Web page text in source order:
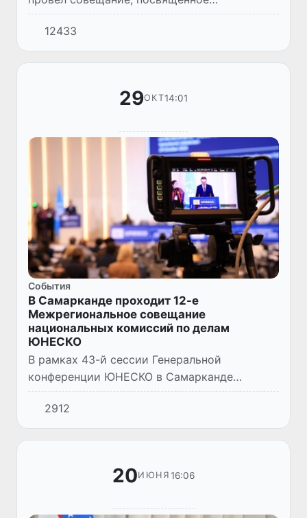
проводимой работе и дальнейшим
приоритетным задачам по социально-
экономическому развитию Навоийской
области.
12433
29ОКТ14:01
Cобытия
В Самарканде проходит 12-е
Межрегиональное совещание
национальных комиссий по делам
ЮНЕСКО
В рамках 43-й сессии Генеральной
конференции ЮНЕСКО в Самарканде
стартовало 12-е Межрегиональное
совещание национальных комиссий по
делам организации. Заседание возглавила
Гаянэ Ум...
2912
20ИЮНЯ 16:06